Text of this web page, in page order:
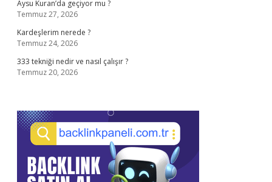
Aysu Kuran’da geçiyor mu ?
Temmuz 27, 2026
Kardeşlerim nerede ?
Temmuz 24, 2026
333 tekniği nedir ve nasıl çalışır ?
Temmuz 20, 2026